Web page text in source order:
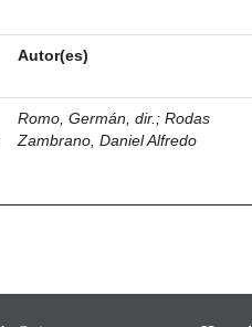
Autor(es)
Romo, Germán, dir. ;Rodas
Zambrano, Daniel Alfredo